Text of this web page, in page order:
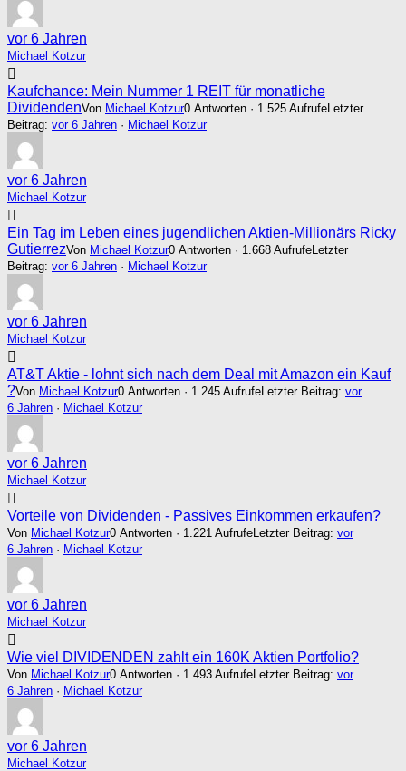
vor 6 Jahren
Michael Kotzur
Kaufchance: Mein Nummer 1 REIT für monatliche
DividendenVon Michael Kotzur0 Antworten · 1.525 AufrufeLetzter
Beitrag: vor 6 Jahren · Michael Kotzur
vor 6 Jahren
Michael Kotzur
Ein Tag im Leben eines jugendlichen Aktien-Millionärs Ricky
GutierrezVon Michael Kotzur0 Antworten · 1.668 AufrufeLetzter
Beitrag: vor 6 Jahren · Michael Kotzur
vor 6 Jahren
Michael Kotzur
AT&T Aktie - lohnt sich nach dem Deal mit Amazon ein Kauf
?Von Michael Kotzur0 Antworten · 1.245 AufrufeLetzter Beitrag: vor
6 Jahren · Michael Kotzur
vor 6 Jahren
Michael Kotzur
Vorteile von Dividenden - Passives Einkommen erkaufen?
Von Michael Kotzur0 Antworten · 1.221 AufrufeLetzter Beitrag: vor
6 Jahren · Michael Kotzur
vor 6 Jahren
Michael Kotzur
Wie viel DIVIDENDEN zahlt ein 160K Aktien Portfolio?
Von Michael Kotzur0 Antworten · 1.493 AufrufeLetzter Beitrag: vor
6 Jahren · Michael Kotzur
vor 6 Jahren
Michael Kotzur